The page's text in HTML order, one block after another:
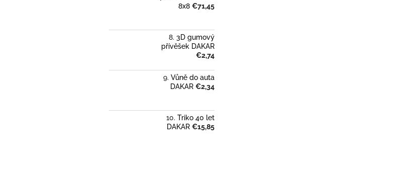
8x8 €71,45
3D gumový
přívěšek DAKAR
€2,74
Vůně do auta
DAKAR €2,34
Triko 40 let
DAKAR €15,85